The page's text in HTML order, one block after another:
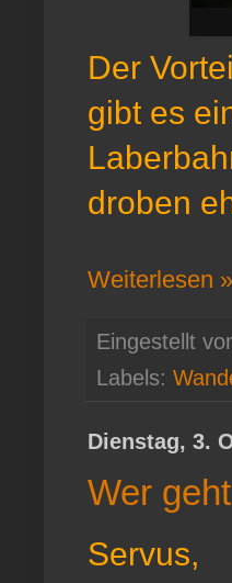
Der
gibt es
droben
Weiterlesen »
Eingestellt
Labels:
Dienstag, 3.
Wer
Servus,